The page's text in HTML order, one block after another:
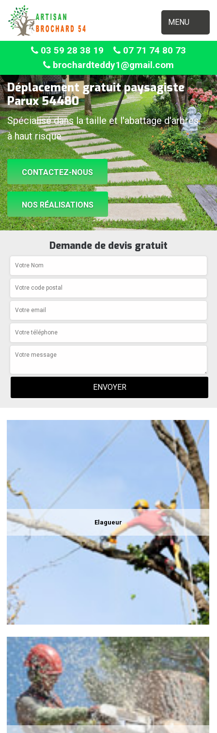
MENU
03 59 28 38 19
07 71 74 80 73
brochardteddy1@gmail.com
Déplacement gratuit paysagiste
Parux 54480
Spécialisé dans la taille et l'abattage d'arbres
à haut risque
CONTACTEZ-NOUS
NOS RÉALISATIONS
Demande de devis gratuit
Elagueur